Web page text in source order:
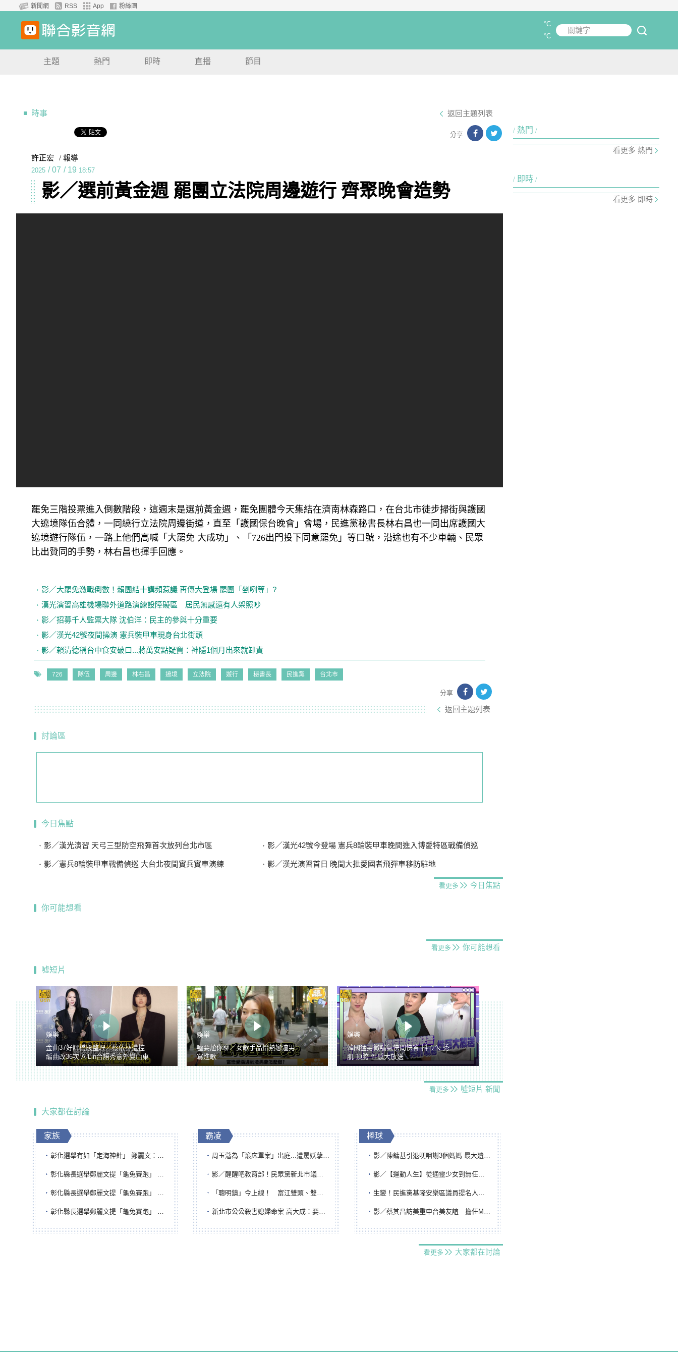
新聞網 RSS App 粉絲團
關鍵字
°C
°C
主題 熱門 即時 直播 節目
時事 返回主題列表
分享
許正宏 / 報導
2025 / 07 / 19 18:57
影／選前黃金週 罷團立法院周邊遊行 齊聚晚會造勢
罷免三階投票進入倒數階段，這週末是選前黃金週，罷免團體今天集結在濟南林森路口，在台北市徒步掃街與護國
大遶境隊伍合體，一同繞行立法院周邊街道，直至「護國保台晚會」會場，民進黨秘書長林右昌也一同出席護國大
遶境遊行隊伍，一路上他們高喊「大罷免 大成功」、「726出門投下同意罷免」等口號，沿途也有不少車輛、民眾
比出贊同的手勢，林右昌也揮手回應。
影／大罷免激戰倒數！賴團結十講頻惹議 再傳大登場 罷團「剉咧等」?
漢光演習高雄機場聯外道路演練設障礙區 居民無感還有人架照吵
影／招募千人監票大隊 沈伯洋：民主的參與十分重要
影／漢光42號夜間操演 憲兵裝甲車現身台北街頭
影／賴清德稱台中食安破口...蔣萬安點疑竇：神隱1個月出來就卸責
726 隊伍 周邊 林右昌 遶境 立法院 遊行 秘書長 民進黨 台北市
分享
返回主題列表
討論區
今日焦點
影／漢光演習 天弓三型防空飛彈首次放列台北市區 影／漢光42號今登場 憲兵8輪裝甲車晚間進入博愛特區戰備偵巡
影／憲兵8輪裝甲車戰備偵巡 大台北夜間實兵實車演練 影／漢光演習首日 晚間大批愛國者飛彈車移防駐地
看更多 今日焦點
你可能想看
看更多 你可能想看
噓短片
娛樂
金曲37好評橋段整理／蔡依林遭控
編曲改36次 A-Lin台語秀意外變山東
腔
娛樂
噓要尬你聊／女歌手品怡熱戀渣男
寫進歌
娛樂
韓國猛男微喘氣快問快答 抖ㄋㄟ 秀
肌 頂胯 性感大放送
看更多 噓短片 新聞
大家都在討論
家族
彰化選舉有如「定海神針」 鄭麗文：傾全黨之力讓彰化贏
彰化縣長選舉鄭麗文提「龜兔賽跑」 綠營、無黨籍忙否認是烏龜
彰化縣長選舉鄭麗文提「龜兔賽跑」 綠營、無黨籍忙否認是烏龜
彰化縣長選舉鄭麗文提「龜兔賽跑」 綠營、無黨籍忙否認是烏龜
霸凌
周玉蔻為「滾床單案」出庭...遭罵妖孽下地獄 張淑娟批：舌頭殺人有罪
影／醒醒吧教育部！民眾黨新北市議員參選人提出校園反毒防線升級政見
「聰明鎮」今上線！ 富江雙頭、雙一、人頭氣球全登場
新北市公公殺害媳婦命案 高大成：要害殺多刀顯示怨恨深
棒球
影／陳鏞基引退哽咽謝3個媽媽 最大遺憾無緣大聯盟
影／【運動人生】從通靈少女到無任所大使 劉柏君女裁判人生國際發光
生變！民進黨基隆安樂區議員提名人黃永翔突被除名 將另提他人
影／蔡其昌訪美重申台美友誼 擔任MLB大都會台灣日開球嘉賓
看更多 大家都在討論
熱門
看更多 熱門
即時
看更多 即時